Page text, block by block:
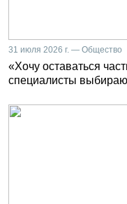
31 июля 2026 г. — Общество
«Хочу оставаться
специалисты